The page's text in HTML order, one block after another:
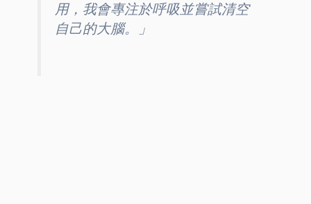
用，我會專注於呼吸並嘗試清空
自己的大腦。」